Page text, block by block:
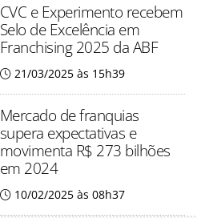
CVC e Experimento recebem
Selo de Excelência em
Franchising 2025 da ABF
21/03/2025 às 15h39
Mercado de franquias
supera expectativas e
movimenta R$ 273 bilhões
em 2024
10/02/2025 às 08h37